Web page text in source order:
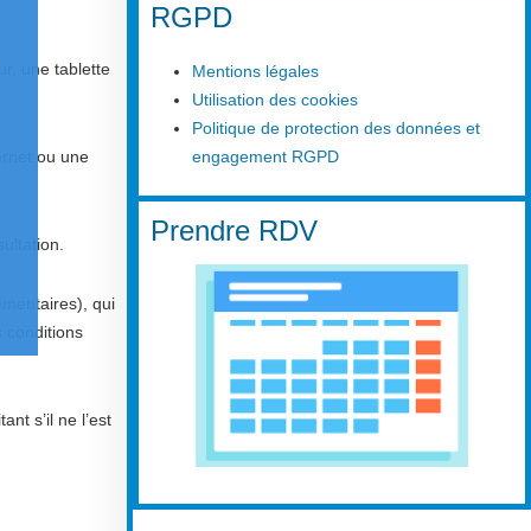
une tablette
ou une
qui
conditions
s’il ne l’est
RGPD
Mentions légales
Utilisation des cookies
Politique de protection des données et
engagement RGPD
Prendre RDV